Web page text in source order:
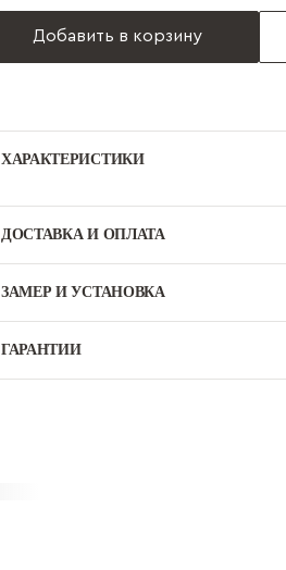
Добавить в корзину
ХАРАКТЕРИСТИКИ
ДОСТАВКА И ОПЛАТА
ЗАМЕР И УСТАНОВКА
ГАРАНТИИ